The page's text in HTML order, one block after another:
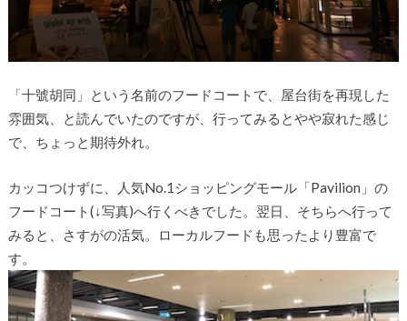
「十號胡同」という名前のフードコートで、屋台街を再現した
雰囲気、と読んでいたのですが、行ってみるとやや寂れた感じ
で、ちょっと期待外れ。
カッコつけずに、人気No.1ショッピングモール「Pavilion」の
フードコート(↓写真)へ行くべきでした。翌日、そちらへ行って
みると、さすがの活気。ローカルフードも思ったより豊富で
す。